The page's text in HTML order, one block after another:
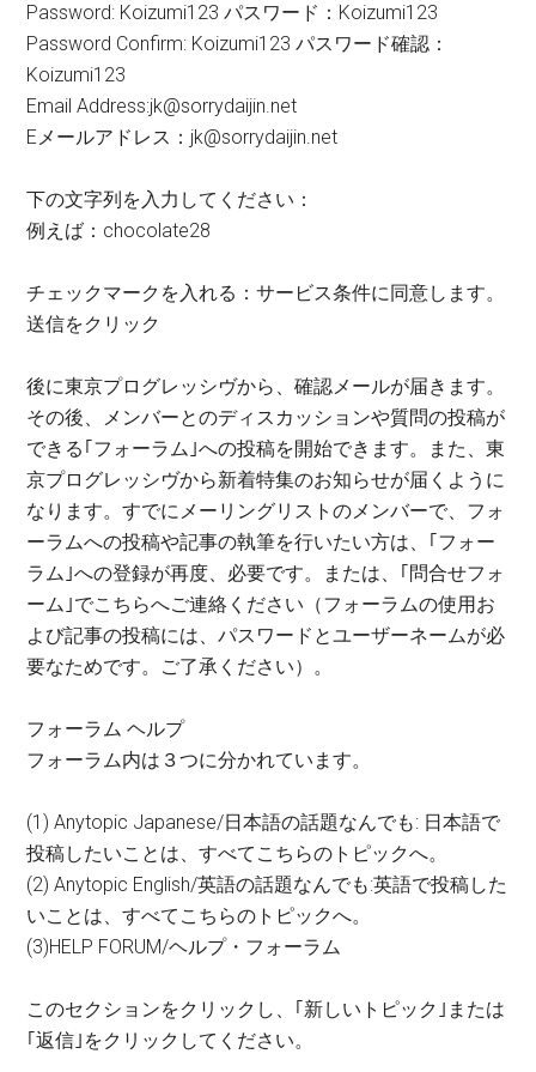
Password: Koizumi123 パスワード：Koizumi123
Password Confirm: Koizumi123 パスワード確認：
Koizumi123
Email Address:jk@sorrydaijin.net
Eメールアドレス：jk@sorrydaijin.net
下の文字列を入力してください：
例えば：chocolate28
チェックマークを入れる：サービス条件に同意します。
送信をクリック
後に東京プログレッシヴから、確認メールが届きます。
その後、メンバーとのディスカッションや質問の投稿が
できる｢フォーラム｣への投稿を開始できます。また、東
京プログレッシヴから新着特集のお知らせが届くように
なります。すでにメーリングリストのメンバーで、フォ
ーラムへの投稿や記事の執筆を行いたい方は、｢フォー
ラム｣への登録が再度、必要です。または、｢問合せフォ
ーム｣でこちらへご連絡ください（フォーラムの使用お
よび記事の投稿には、パスワードとユーザーネームが必
要なためです。ご了承ください）。
フォーラム ヘルプ
フォーラム内は３つに分かれています。
(1) Anytopic Japanese/日本語の話題なんでも: 日本語で
投稿したいことは、すべてこちらのトピックへ。
(2) Anytopic English/英語の話題なんでも:英語で投稿した
いことは、すべてこちらのトピックへ。
(3)HELP FORUM/ヘルプ・フォーラム
このセクションをクリックし、｢新しいトピック｣または
｢返信｣をクリックしてください。